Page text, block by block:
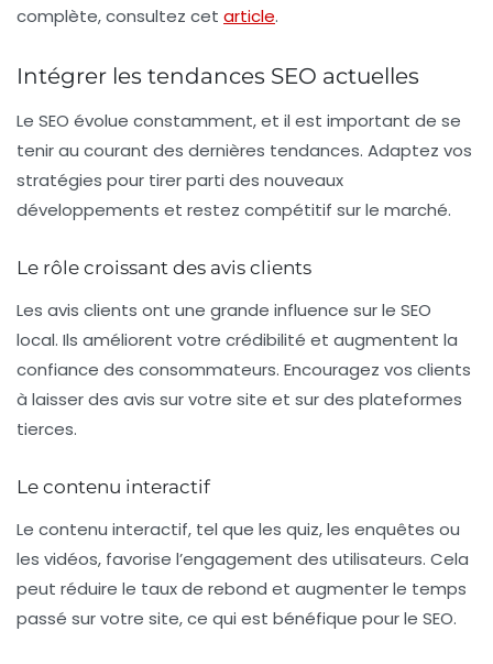
complète, consultez cet article.
Intégrer les tendances SEO actuelles
Le SEO évolue constamment, et il est important de se
tenir au courant des dernières tendances. Adaptez vos
stratégies pour tirer parti des nouveaux
développements et restez compétitif sur le marché.
Le rôle croissant des avis clients
Les avis clients ont une grande influence sur le SEO
local. Ils améliorent votre crédibilité et augmentent la
confiance des consommateurs. Encouragez vos clients
à laisser des avis sur votre site et sur des plateformes
tierces.
Le contenu interactif
Le contenu interactif, tel que les quiz, les enquêtes ou
les vidéos, favorise l’engagement des utilisateurs. Cela
peut réduire le taux de rebond et augmenter le temps
passé sur votre site, ce qui est bénéfique pour le SEO.